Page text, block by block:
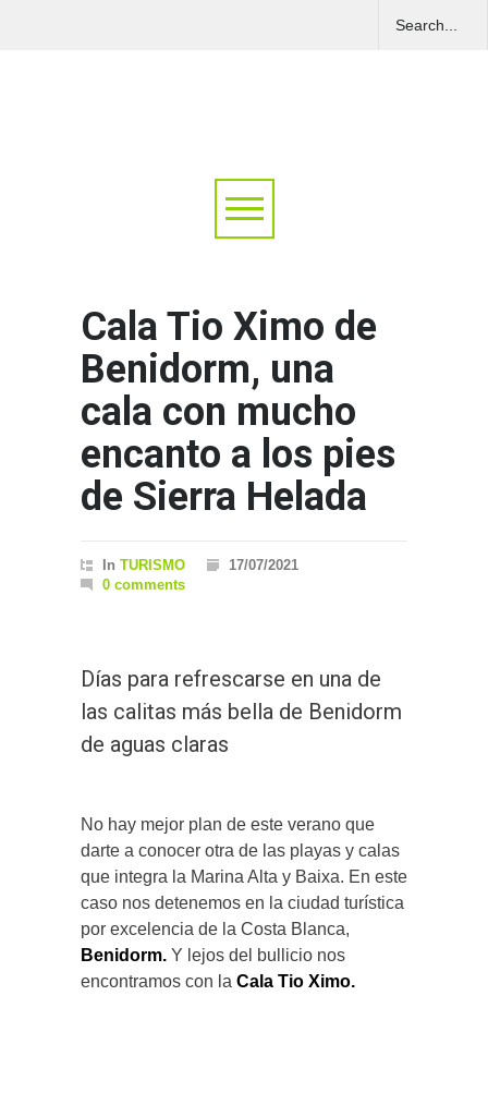
Cala Tio Ximo de
Benidorm, una
cala con mucho
encanto a los pies
de Sierra Helada
In TURISMO
17/07/2021
0 comments
Días para refrescarse en una de
las calitas más bella de Benidorm
de aguas claras
No hay mejor plan de este verano que
darte a conocer otra de las playas y calas
que integra la Marina Alta y Baixa. En este
caso nos detenemos en la ciudad turística
por excelencia de la Costa Blanca,
Benidorm. Y lejos del bullicio nos
encontramos con la Cala Tio Ximo.